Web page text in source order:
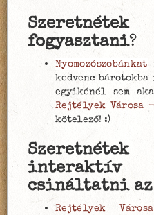
fogyasztani?
Nyomozószobánkat
kedvenc
egyikénél sem
Rejtélyek Városa
kötelező! :)
interaktív
csináltatni
Rejtélyek